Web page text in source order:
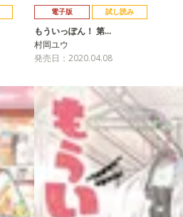
電子版 試し読み
もういっぽん！ 第…
村岡ユウ
発売日：2020.04.08